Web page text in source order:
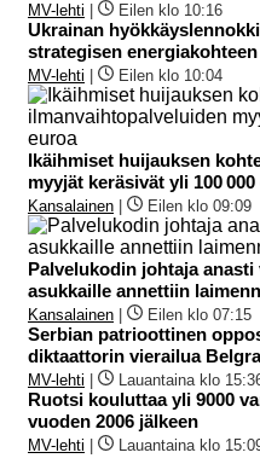
MV-lehti Eilen klo 10:16
Ukrainan
strategisen
MV-lehti Eilen klo 10:04
Ikäihmiset huijauksen
myyjät keräsivät yli 100
Kansalainen Eilen klo 09:09
Palvelukodin johtaja
asukkaille annettiin
Kansalainen Eilen klo 07:15
Serbian patrioottinen
diktaattorin vierailua
MV-lehti Lauantaina klo
Ruotsi kouluttaa yli 9000
vuoden 2006 jälkeen
MV-lehti Lauantaina klo